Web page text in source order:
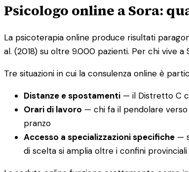
Psicologo online a Sora:
La psicoterapia online produce risultati
al. (2018) su oltre 9.000 pazienti. Per chi vive
Tre situazioni in cui la consulenza online è
Distanze e spostamenti — il Distretto C
Orari di lavoro — chi fa il pendolare
pranzo
Accesso a specializzazioni specifiche —
di scelta si amplia oltre i confini provinciali